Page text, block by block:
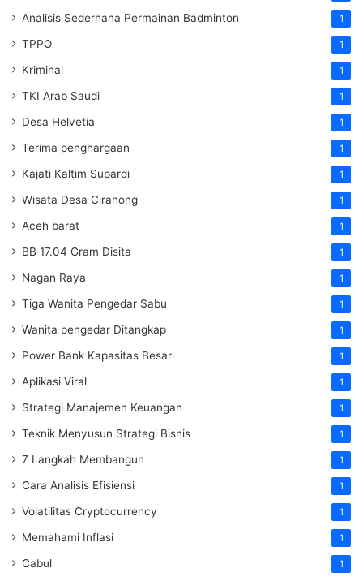
Analisis Sederhana Permainan Badminton 1
TPPO 1
Kriminal 1
TKI Arab Saudi 1
Desa Helvetia 1
Terima penghargaan 1
Kajati Kaltim Supardi 1
Wisata Desa Cirahong 1
Aceh barat 1
BB 17.04 Gram Disita 1
Nagan Raya 1
Tiga Wanita Pengedar Sabu 1
Wanita pengedar Ditangkap 1
Power Bank Kapasitas Besar 1
Aplikasi Viral 1
Strategi Manajemen Keuangan 1
Teknik Menyusun Strategi Bisnis 1
7 Langkah Membangun 1
Cara Analisis Efisiensi 1
Volatilitas Cryptocurrency 1
Memahami Inflasi 1
Cabul 1